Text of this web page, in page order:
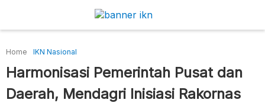
Home IKN Nasional
Harmonisasi Pemerintah Pusat dan
Daerah, Mendagri Inisiasi Rakornas